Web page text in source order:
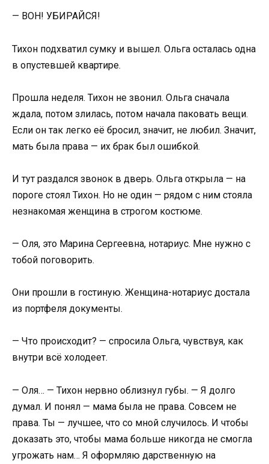
— ВОН! УБИРАЙСЯ!
Тихон подхватил сумку и вышел. Ольга осталась одна
в опустевшей квартире.
Прошла неделя. Тихон не звонил. Ольга сначала
ждала, потом злилась, потом начала паковать вещи.
Если он так легко её бросил, значит, не любил. Значит,
мать была права — их брак был ошибкой.
И тут раздался звонок в дверь. Ольга открыла — на
пороге стоял Тихон. Но не один — рядом с ним стояла
незнакомая женщина в строгом костюме.
— Оля, это Марина Сергеевна, нотариус. Мне нужно с
тобой поговорить.
Они прошли в гостиную. Женщина-нотариус достала
из портфеля документы.
— Что происходит? — спросила Ольга, чувствуя, как
внутри всё холодеет.
— Оля… — Тихон нервно облизнул губы. — Я долго
думал. И понял — мама была не права. Совсем не
права. Ты — лучшее, что со мной случилось. И чтобы
доказать это, чтобы мама больше никогда не смогла
угрожать нам… Я оформляю дарственную на